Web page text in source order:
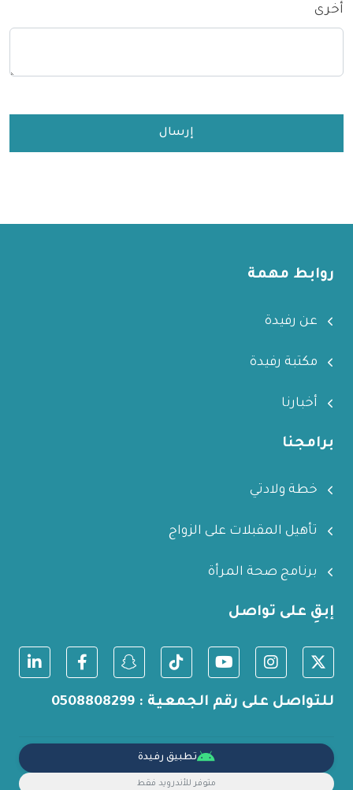
أخرى
روابط مهمة
عن رفيدة
مكتبة رفيدة
أخبارنا
برامجنا
خطة ولادتي
تأهيل المقبلات على الزواج
برنامج صحة المرأة
إبقِ على تواصل
للتواصل على رقم الجمعية : 0508808299
تطبيق رفيدة
متوفر للأندرويد فقط